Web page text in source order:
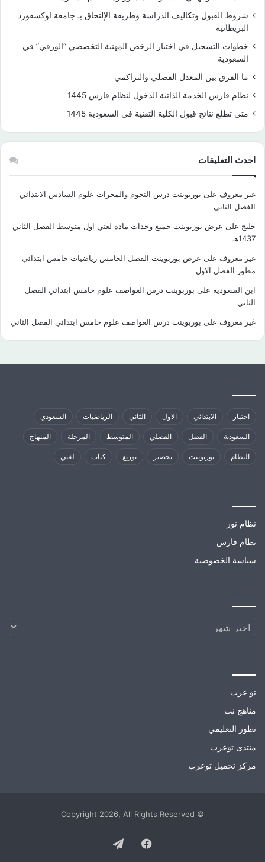
شروط القبول وتكاليف الدراسة وطريقة الإلتحاق بـ جامعة اوكسفورد
البريطانية
خطوات التسجيل في اختبار الرخص المهنية التخصصي “الورقي” في
السعودية
ما الفرق بين المعدل الفصلي والتراكمي
نظام فارس الخدمة الذاتية الدخول لنظام فارس 1445
متى تطلع نتائج قبول الكلية التقنية في السعودية 1445
احدث التعليقات
غير معروف على بوربوينت درس النجوم والمجرات علوم السادس الابتدائي
الفصل الثاني
خليج على عرض بوربوينت جميع وحدات مادة لغتي اول متوسط الفصل الثاني
1437هـ
غير معروف على عرض بوربوينت الفصل الخامس رياضيات خامس ابتدائي
مطور الفصل الاول
ابن السعودية على بوربوينت درس العواصف علوم خامس ابتدائي الفصل
الثاني
غير معروف على بوربوينت درس العواصف علوم خامس ابتدائي الفصل الثاني
اختبار الابتدائي الاول الثاني الرياضيات السعودي
السعودية الفصل الفصلي المتوسط المرحلة المنهاج
النظام بوربوينت تحضير توزيع كتاب لغتي
نظام نور
نظام فارس
سياسة الخصوصية
الارشيف
تو عرب
مناهج نت
تطور التعليمي
منتدى توعرب
مركز تحميل توعرب
© Copyright 2026, All Rights Reserved
Facebook
Telegram